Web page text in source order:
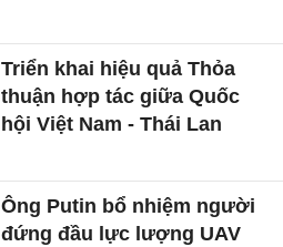
Triển khai hiệu quả Thỏa
thuận hợp tác giữa Quốc
hội Việt Nam - Thái Lan
Ông Putin bổ nhiệm người
đứng đầu lực lượng UAV